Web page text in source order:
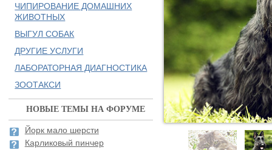
ЧИПИРОВАНИЕ ДОМАШНИХ
ЖИВОТНЫХ
ВЫГУЛ СОБАК
ДРУГИЕ УСЛУГИ
ЛАБОРАТОРНАЯ ДИАГНОСТИКА
ЗООТАКСИ
НОВЫЕ ТЕМЫ НА ФОРУМЕ
Йорк мало шерсти
Карликовый пинчер